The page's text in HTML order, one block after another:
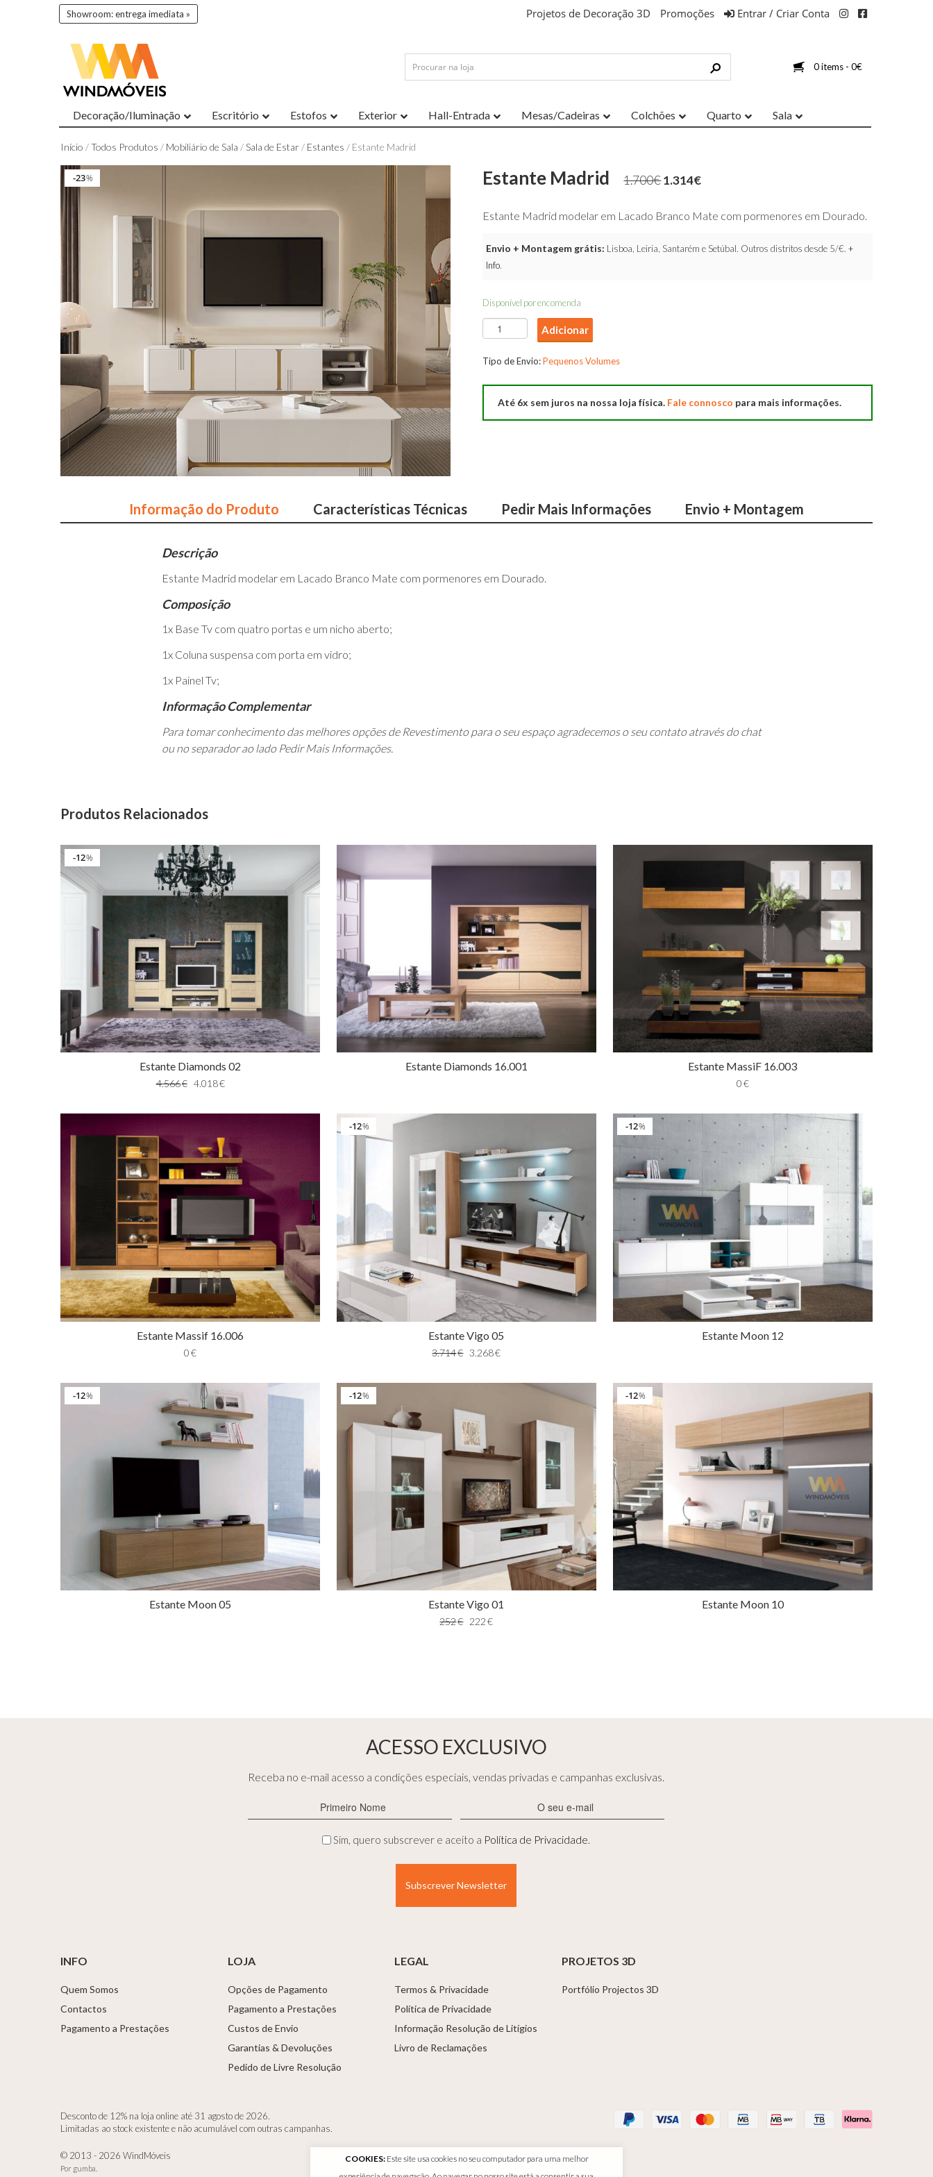
Showroom: entrega imediata » Projetos de Decoração 3D Promoções Entrar / Criar Conta
0 items - 0€
Decoração/Iluminação Escritório Estofos Exterior Hall-Entrada Mesas/Cadeiras Colchões Quarto Sala
Início /Todos Produtos / Mobiliário de Sala / Sala de Estar/ Estantes / Estante Madrid
%
23%
23 Estante Madrid 1.700€1.314€
Estante Madrid modelar em Lacado Branco Mate com pormenores em Dourado.
Envio + Montagem grátis: Lisboa, Leiria, Santarém e Setúbal. Outros distritos desde 5/€.+
Info.
Disponível por encomenda
Quantidade
de
Estante
Adicionar
Tipo de Envio:Pequenos Volumes
Até 6x sem juros na nossa loja física. Fale connosco para mais informações.
Informação do Produto Características Técnicas Pedir Mais Informações Envio + Montagem
Descrição
Estante Madrid modelar em Lacado Branco Mate com pormenores em Dourado.
Composição
1x Base Tv com quatro portas e um nicho aberto;
1x Coluna suspensa com porta em vidro;
1x Painel Tv;
Informação Complementar
Para tomar conhecimento das melhores opções de Revestimento para o seu espaço agradecemos o seu contato através do chat
ou no separador ao lado Pedir Mais Informações.
Produtos Relacionados
%
12
Estante Diamonds 02
4.566€ 4.018€
Estante Diamonds 16.001 Estante MassiF 16.003
0€
Estante Massif 16.006
0€
%
12
Estante Vigo 05
3.714€ 3.268€
%
12
Estante Moon 12
%
12
Estante Moon 05
%
12
Estante Vigo 01
252€ 222 €
%
12
Estante Moon 10
ACESSO EXCLUSIVO
Receba no e-mail acesso a condições especiais, vendas privadas e campanhas exclusivas.
Primeiro
Nome
(Obrigatório)
mail
(Obrigatório)
Privacidade
Sim, quero subscrever e aceito a Política de Privacidade.
INFO
Quem Somos
Contactos
Pagamento a Prestações
LOJA
Opções de Pagamento
Pagamento a Prestações
Custos de Envio
Garantias & Devoluções
Pedido de Livre Resolução
LEGAL
Termos & Privacidade
Política de Privacidade
Informação Resolução de Litígios
Livro de Reclamações
PROJETOS 3D
Portfólio Projectos 3D
Desconto de 12% na loja online até 31 agosto de 2026.
Limitadas ao stock existente e não acumulável com outras campanhas.
© 2013 - 2026 WindMóveis
Por gumba
COOKIES:Este site usa cookies no seu computador para uma melhor